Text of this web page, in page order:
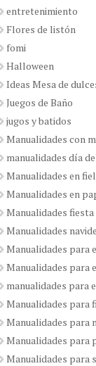
entretenimiento
Flores de listón
fomi
Halloween
Ideas Mesa de
Juegos de Baño
jugos y batidos
Manualidades con
manualidades día
Manualidades en
Manualidades en
Manualidades
Manualidades
Manualidades para
Manualidades para
manualidades para
Manualidades para
Manualidades para
Manualidades para
Manualidades para